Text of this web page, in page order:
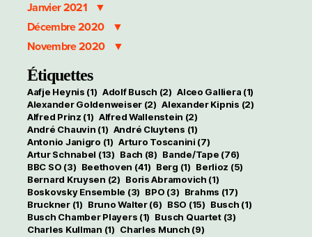
Janvier 2021
Décembre 2020
Novembre 2020
Étiquettes
Aafje Heynis (1) Adolf Busch (2) Alceo Galliera (1)
Alexander Goldenweiser (2) Alexander Kipnis (2)
Alfred Prinz (1) Alfred Wallenstein (2)
André Chauvin (1) André Cluytens (1)
Antonio Janigro (1) Arturo Toscanini (7)
Artur Schnabel (13) Bach (8) Bande/Tape (76)
BBC SO (3) Beethoven (41) Berg (1) Berlioz (5)
Bernard Kruysen (2) Boris Abramovich (1)
Boskovsky Ensemble (3) BPO (3) Brahms (17)
Bruckner(1) Bruno Walter(6) BSO (15) Busch (1)
Busch Chamber Players (1) Busch Quartet(3)
Charles Kullman (1) Charles Munch (9)